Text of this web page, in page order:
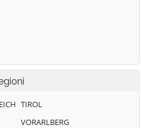
TIROL
VORARLBERG